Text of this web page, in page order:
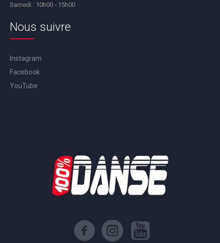
Samedi : 10h00 - 15h00
Nous suivre
Instagram
Facebook
YouTube